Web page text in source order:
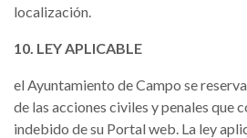
localización.
10. LEY APLICABLE
el Ayuntamiento de Campo se
de las acciones civiles y penales que
indebido de su Portal web. La ley